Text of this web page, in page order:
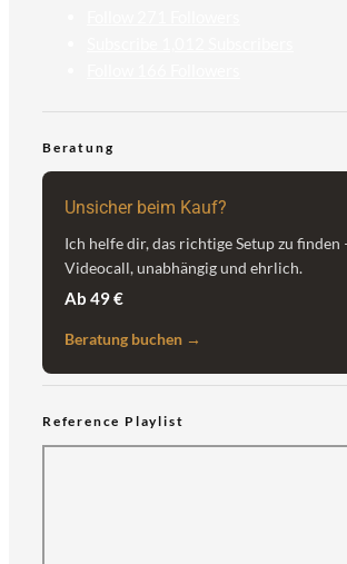
Beratung
Unsicher beim Kauf?
Ich helfe dir, das richtige Setup zu
Videocall, unabhängig und ehrlich.
Ab 49 €
Beratung buchen →
Reference Playlist